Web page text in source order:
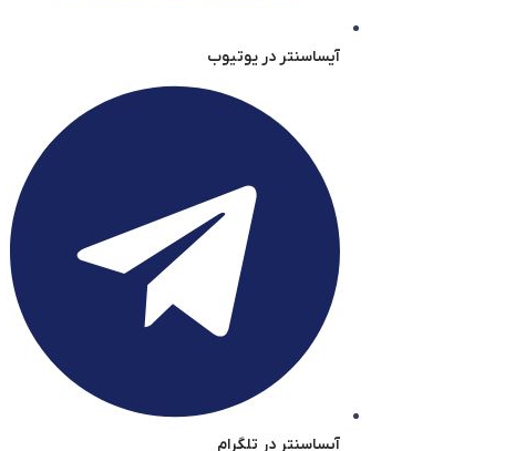
آیساسنتر در یوتیوب
آیساسنتر در تلگرام